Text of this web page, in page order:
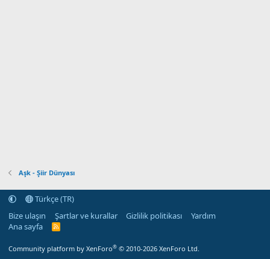
Aşk - Şiir Dünyası
Türkçe (TR)
Bize ulaşın
Şartlar ve kurallar Gizlilik politikası
Yardım
Ana sayfa
R
Community platform by XenForo® © 2010-2026 XenForo Ltd.